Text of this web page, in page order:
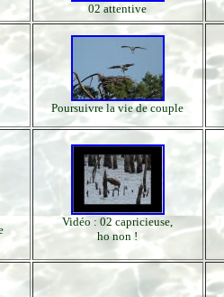
02 attentive
Poursuivre la vie de couple
Vidéo : 02 capricieuse,
ho non !